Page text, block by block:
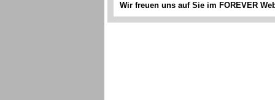
Wir freuen uns auf Sie im FOREVER